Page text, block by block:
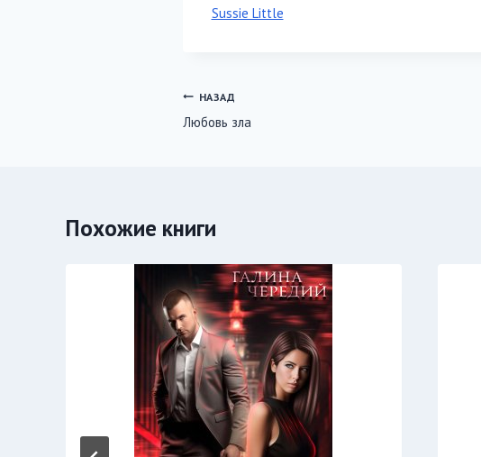
Метки
Sussie Little
Навигация
по
НАЗАД
Любовь зла
Похожие книги